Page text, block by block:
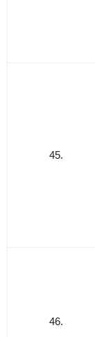
45.
46.